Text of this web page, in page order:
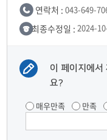
연락처 : 043-649-
최종수정일 : 2024-
이 페이지에서
요?
매우만족 만족